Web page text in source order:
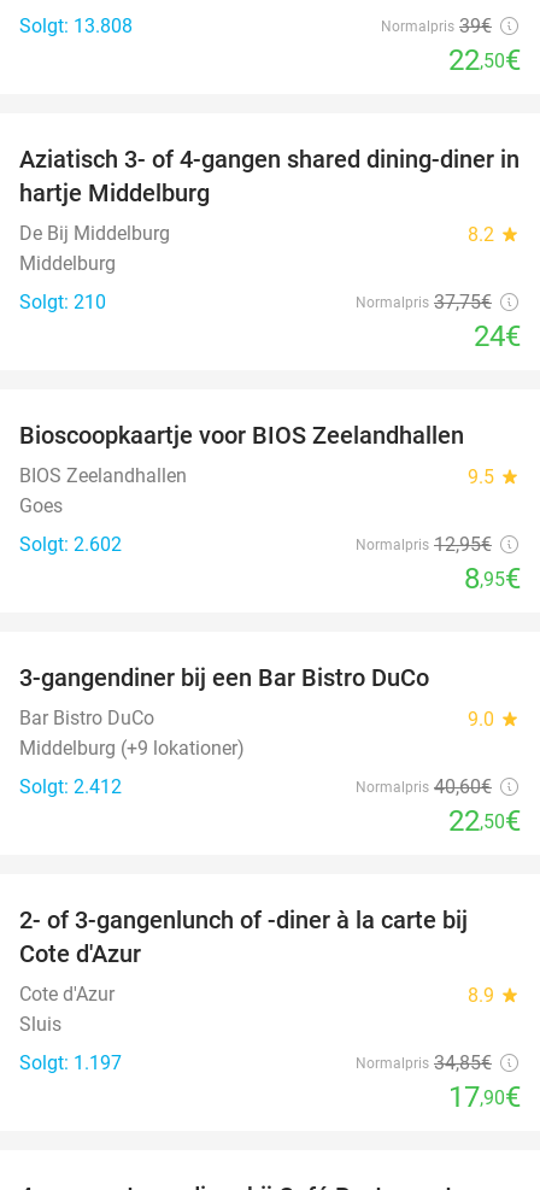
Solgt: 13.808
Normalpris 39€
22,50€
36%
Aziatisch 3- of 4-gangen shared dining-diner in
hartje Middelburg
De Bij Middelburg 8.2 star
Middelburg
Solgt: 210
Normalpris 37,75€
24€
Bioscoopkaartje voor BIOS Zeelandhallen
BIOS Zeelandhallen 9.5 star
Goes
Solgt: 2.602
Normalpris 12,95€
8,95€
3-gangendiner bij een Bar Bistro DuCo
Bar Bistro DuCo 9.0 star
Middelburg (+9 lokationer)
Solgt: 2.412
Normalpris 40,60€
22,50€
49%
2- of 3-gangenlunch of -diner à la carte bij
Cote d'Azur
Cote d'Azur 8.9 star
Sluis
Solgt: 1.197
Normalpris 34,85€
17,90€